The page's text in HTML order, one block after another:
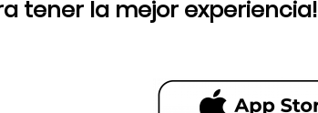
tener la mejor experiencia!